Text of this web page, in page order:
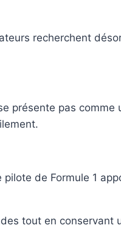
recherchent
présente pas comme
pilote de Formule 1
tout en conservant